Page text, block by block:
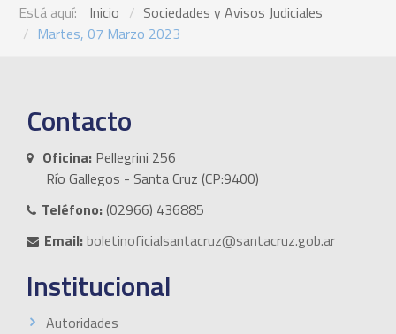
Está aquí: Inicio
Sociedades y Avisos Judiciales
Martes, 07 Marzo 2023
Contacto
Oficina: Pellegrini 256
Río Gallegos - Santa Cruz (CP:9400)
Teléfono:(02966) 436885
Email:boletinoficialsantacruz@santacruz.gob.ar
Institucional
Autoridades